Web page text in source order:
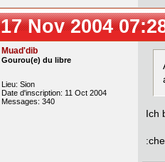
17 Nov 2004
Muad'dib
Gourou(e) du libre
Lieu: Sion
Date d'inscription: 11 Oct 2004
Messages: 340
Ich